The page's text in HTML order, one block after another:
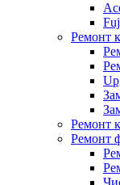
Ремонт
Ремонт
Ремонт